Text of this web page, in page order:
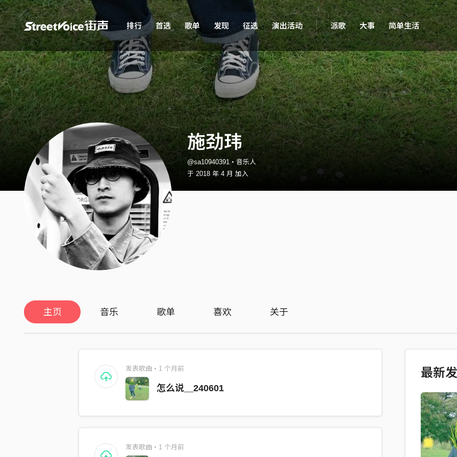
排行 首选 歌单 发现 征选 演出活动 派歌 大事 简单生活
施劲玮
@sa10940391・音乐人
于 2018 年 4 月 加入
主页 音乐 歌单 喜欢 关于
发表歌曲・1 个月前
怎么说＿240601
发表歌曲・1 个月前
最新